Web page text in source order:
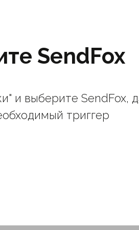
SendFox
и выберите SendFox,
триггер